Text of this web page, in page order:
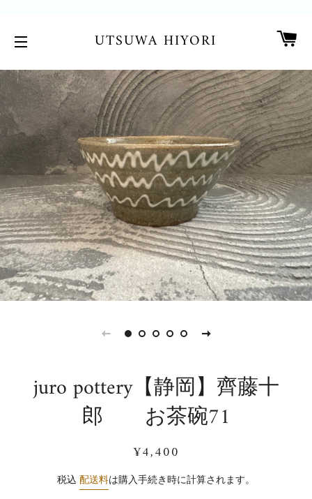
UTSUWA HIYORI
juro pottery【静岡】齊藤十
郎 お茶碗71
通
価
販
価
¥4,400
税込 配送料は購入手続き時に計算されます。